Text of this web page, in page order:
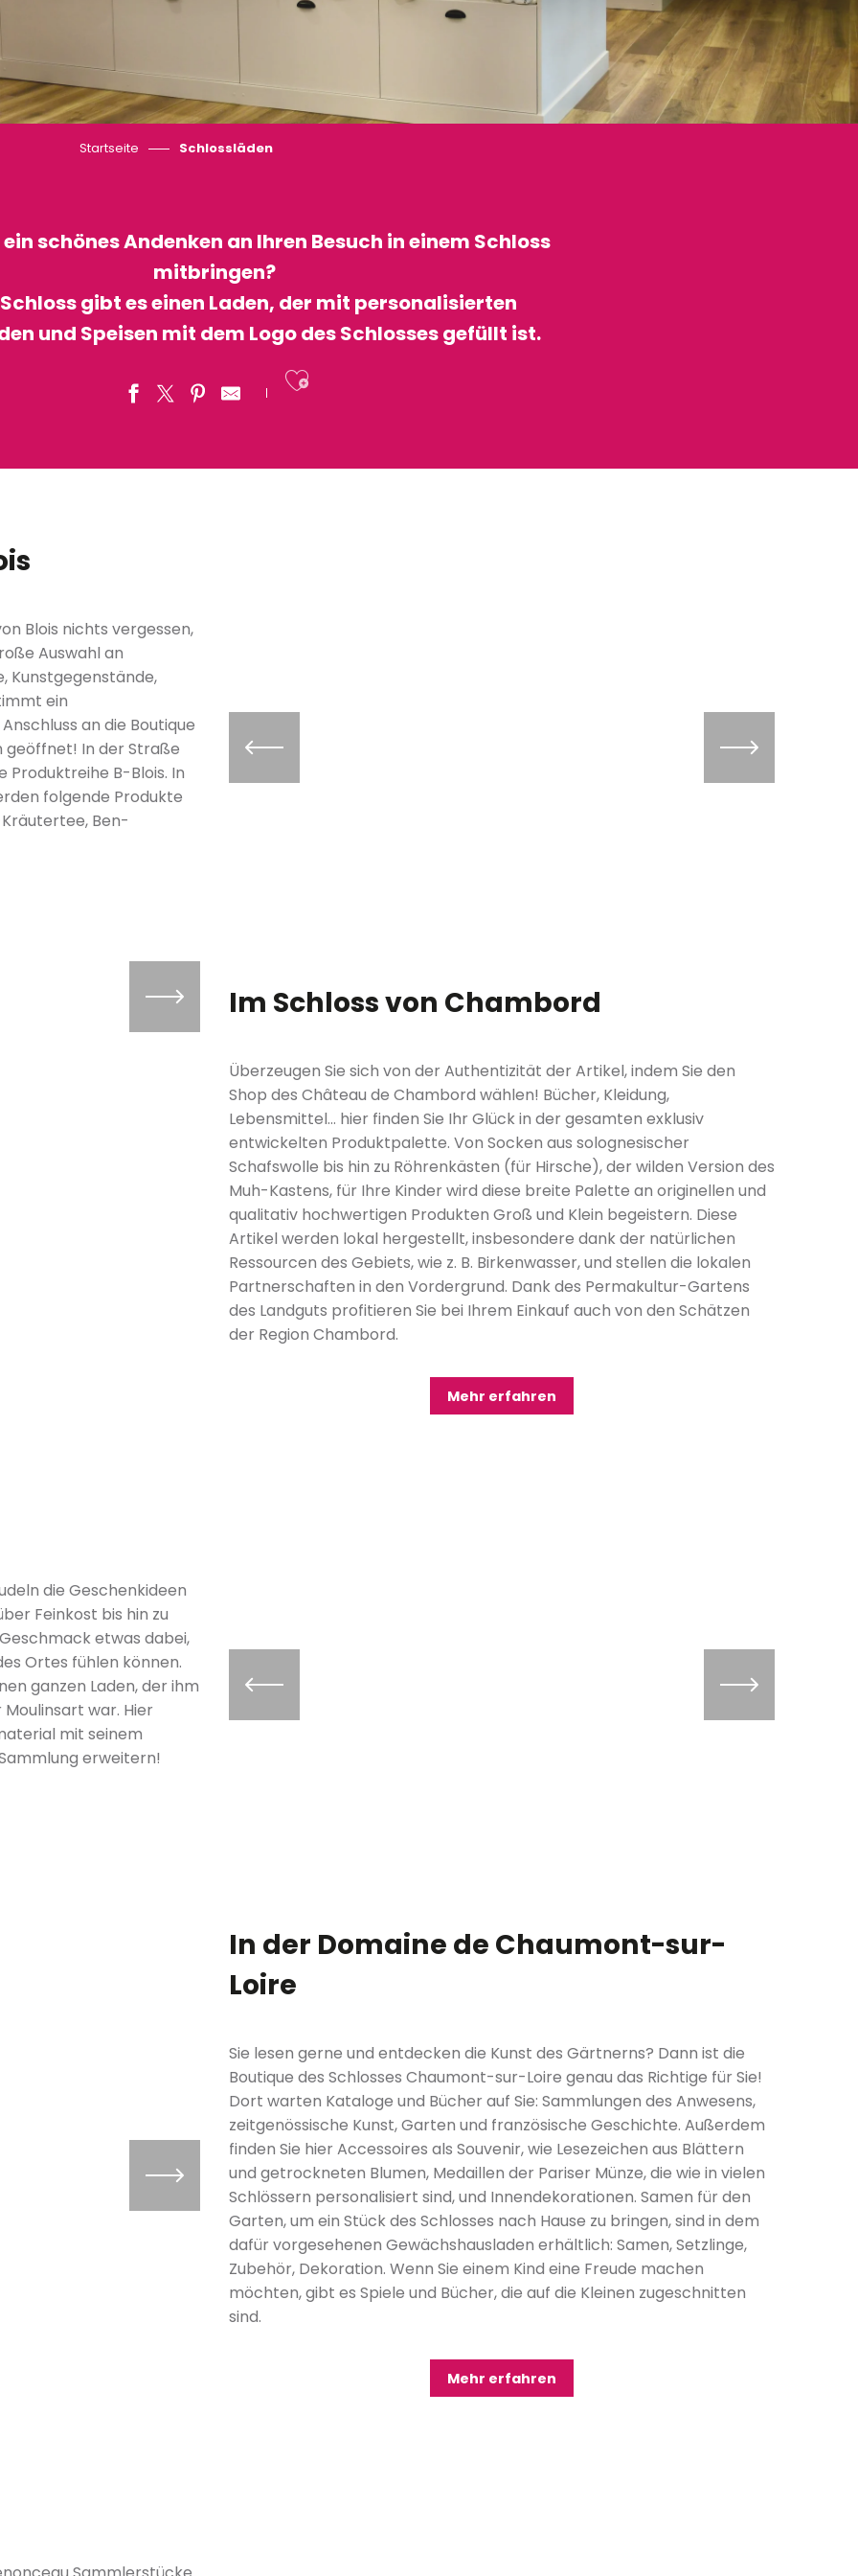
Startseite Schlossläden
schönes Andenken an Ihren Besuch in einem Schloss
mitbringen?
gibt es einen Laden, der mit personalisierten
und Speisen mit dem Logo des Schlosses gefüllt ist.
Ajouter aux favoris
Blois nichts vergessen,
Auswahl an
Kunstgegenstände,
ein
an die Boutique
geöffnet! In der Straße
Produktreihe B-Blois. In
folgende Produkte
Ben-
Im Schloss von Chambord
Überzeugen Sie sich von der Authentizität der Artikel, indem Sie den
Shop des Château de Chambord wählen! Bücher, Kleidung,
Lebensmittel… hier finden Sie Ihr Glück in der gesamten exklusiv
entwickelten Produktpalette. Von Socken aus solognesischer
Schafswolle bis hin zu Röhrenkästen (für Hirsche), der wilden Version des
Muh-Kastens, für Ihre Kinder wird diese breite Palette an originellen und
qualitativ hochwertigen Produkten Groß und Klein begeistern. Diese
Artikel werden lokal hergestellt, insbesondere dank der natürlichen
Ressourcen des Gebiets, wie z. B. Birkenwasser, und stellen die lokalen
Partnerschaften in den Vordergrund. Dank des Permakultur-Gartens
des Landguts profitieren Sie bei Ihrem Einkauf auch von den Schätzen
der Region Chambord.
Mehr erfahren
die Geschenkideen
Feinkost bis hin zu
etwas dabei,
Ortes fühlen können.
ganzen Laden, der ihm
war. Hier
mit seinem
erweitern!
In der Domaine de Chaumont-sur-
Loire
Sie lesen gerne und entdecken die Kunst des Gärtnerns? Dann ist die
Boutique des Schlosses Chaumont-sur-Loire genau das Richtige für Sie!
Dort warten Kataloge und Bücher auf Sie: Sammlungen des Anwesens,
zeitgenössische Kunst, Garten und französische Geschichte. Außerdem
finden Sie hier Accessoires als Souvenir, wie Lesezeichen aus Blättern
und getrockneten Blumen, Medaillen der Pariser Münze, die wie in vielen
Schlössern personalisiert sind, und Innendekorationen. Samen für den
Garten, um ein Stück des Schlosses nach Hause zu bringen, sind in dem
dafür vorgesehenen Gewächshausladen erhältlich: Samen, Setzlinge,
Zubehör, Dekoration. Wenn Sie einem Kind eine Freude machen
möchten, gibt es Spiele und Bücher, die auf die Kleinen zugeschnitten
sind.
Mehr erfahren